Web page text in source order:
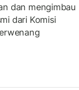
dan mengimbau
dari Komisi